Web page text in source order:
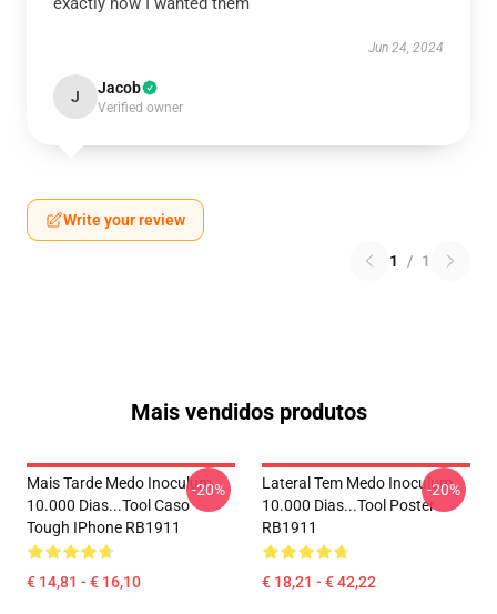
Jun 24, 2024
J Jacob
Verified owner
Write your review
1 / 1
Mais vendidos produtos
Mais Tarde Medo Inoculum
10.000 Dias...tool Caso
Tough IPhone RB1911
€ 14,81 - € 16,10
-20%
Lateral Tem Medo Inoculum
10.000 Dias...tool Poster
RB1911
€ 18,21 - € 42,22
-20%